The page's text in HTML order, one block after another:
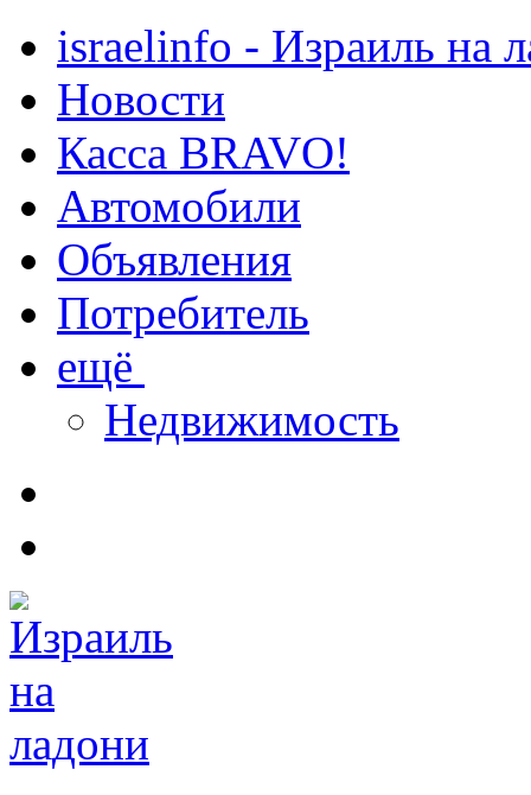
israelinfo - Израиль на
Новости
Касса BRAVO!
Автомобили
Объявления
Потребитель
ещё
Недвижимость